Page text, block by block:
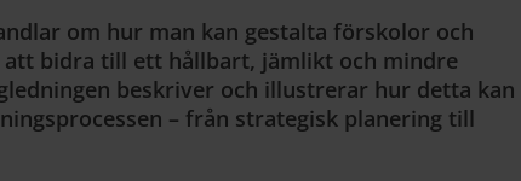
om hur man kan gestalta förskolor och
bidra till ett hållbart, jämlikt och mindre
beskriver och illustrerar hur detta kan
– från strategisk planering till